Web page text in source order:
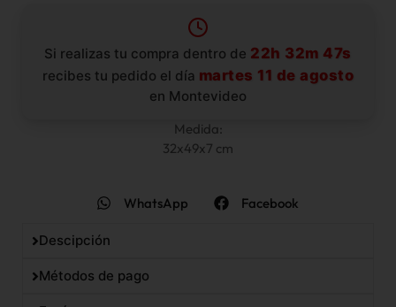
Si realizas tu compra dentro de 22h 32m 47s
recibes tu pedido el día martes 11 de agosto
en Montevideo
Medida:
32x49x7 cm
WhatsApp Facebook
Descipción
Métodos de pago